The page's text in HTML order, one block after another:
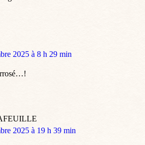
2025 à 8 h 29 min
2025 à 19 h 39 min